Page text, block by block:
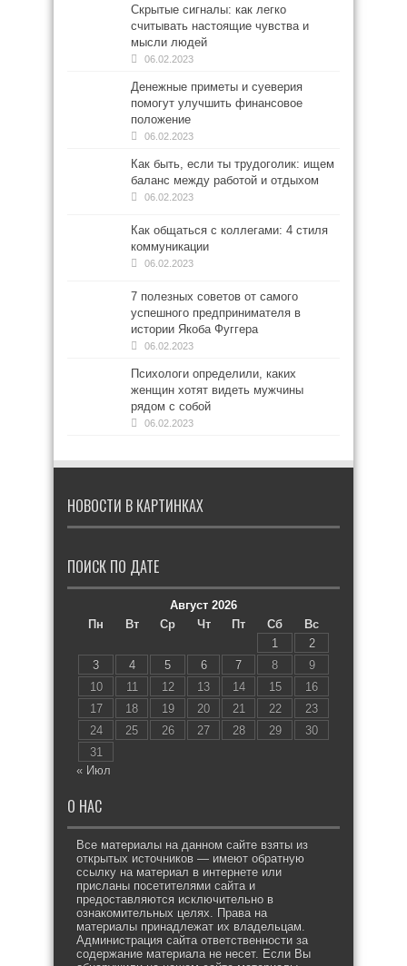
Скрытые сигналы: как легко
считывать настоящие чувства и
мысли людей
06.02.2023
Денежные приметы и суеверия
помогут улучшить финансовое
положение
06.02.2023
Как быть, если ты трудоголик: ищем
баланс между работой и отдыхом
06.02.2023
Как общаться с коллегами: 4 стиля
коммуникации
06.02.2023
7 полезных советов от самого
успешного предпринимателя в
истории Якоба Фуггера
06.02.2023
Психологи определили, каких
женщин хотят видеть мужчины
рядом с собой
06.02.2023
НОВОСТИ В КАРТИНКАХ
ПОИСК ПО ДАТЕ
Август 2026
Пн
Вт Ср Чт Пт Сб
Вс
1
2
3
4 5 6 7 8
9
10
11 12 13 14 15
16
17
18 19 20 21 22
23
24
25 26 27 28 29
30
31
« Июл
О НАС
Все материалы на данном сайте взяты из
открытых источников — имеют обратную
ссылку на материал в интернете или
присланы посетителями сайта и
предоставляются исключительно в
ознакомительных целях. Права на
материалы принадлежат их владельцам.
Администрация сайта ответственности за
содержание материала не несет. Если Вы